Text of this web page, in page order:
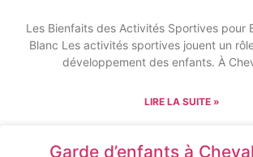
Les Bienfaits des Activités Sportives pour
Blanc Les activités sportives jouent un
développement des enfants. À
LIRE LA SUITE »
Garde d’enfants à